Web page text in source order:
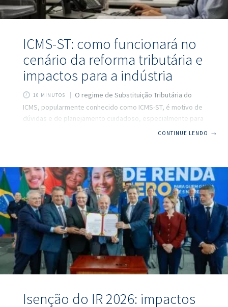
ICMS-ST: como funcionará no
cenário da reforma tributária e
impactos para a indústria
10 MINUTOS
O regime de Substituição Tributária do
ICMS, popularmente conhecido como ICMS-ST, é motivo de
dúvidas e de planejamento cuidadoso, especialmente para
a indústria. Buscar clareza no entendimento e atualização
desenhado à frente é de profundas mudanças,
pertencendo a um ciclo que exige preparação, simulações
e a redefinição de estratégias empresariais. Neste artigo,
vamos explicar de forma simples
CONTINUE LENDO →
Isenção do IR 2026: impactos